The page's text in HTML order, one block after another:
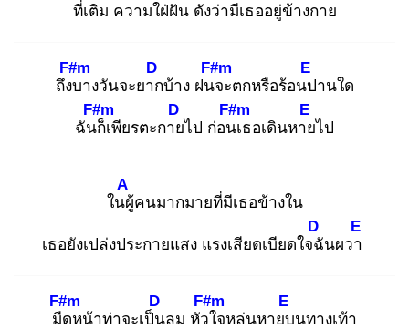
ที่เติม ความใฝ่ฝัน ดังว่ามีเธออยู่ข้างกาย
ถึงบ
F#m
างวันจะยาก
D
บ้าง ฝนจ
F#m
ะตกหรือร้อนป
E
านใด
ฉันก็
F#m
เพียรตะกาย
D
ไป ก่อนเ
F#m
ธอเดินหาย
E
ไป
ในผู้
A
คนมากมายที่มีเธอข้างใน
เธอยังเปล่งประกายแสง แรงเสียดเบียดใจฉั
D
นผวา
E
มืด
F#m
หน้าท่าจะเป็น
D
ลม หัวใ
F#m
จหล่นหายบ
E
นทางเท้า